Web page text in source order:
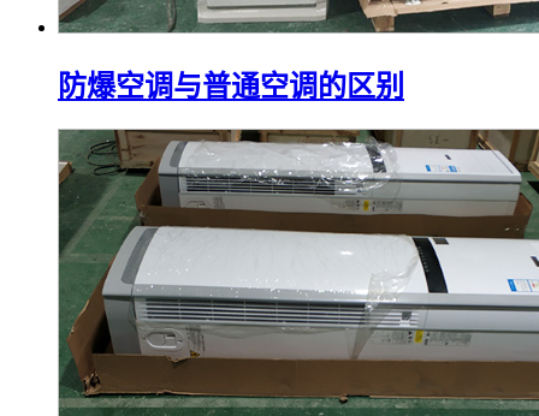
防爆空调与普通空调的区别